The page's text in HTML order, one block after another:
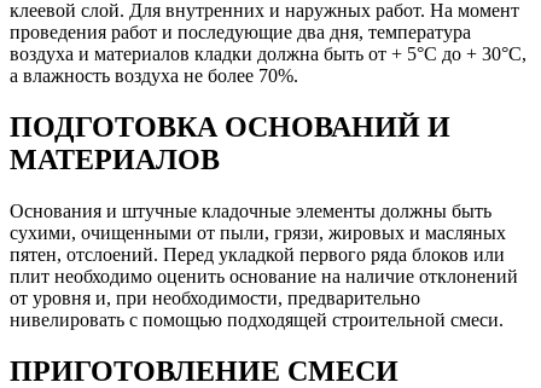
клеевой слой. Для внутренних и наружных работ. На момент
проведения работ и последующие два дня, температура
воздуха и материалов кладки должна быть от + 5°C до + 30°C,
а влажность воздуха не более 70%.
ПОДГОТОВКА ОСНОВАНИЙ И
МАТЕРИАЛОВ
Основания и штучные кладочные элементы должны быть
сухими, очищенными от пыли, грязи, жировых и масляных
пятен, отслоений. Перед укладкой первого ряда блоков или
плит необходимо оценить основание на наличие отклонений
от уровня и, при необходимости, предварительно
нивелировать с помощью подходящей строительной смеси.
ПРИГОТОВЛЕНИЕ СМЕСИ